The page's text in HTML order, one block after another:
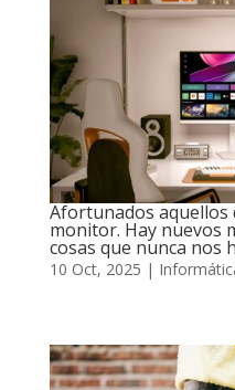
Afortunados aquellos
monitor. Hay nuevos
cosas que nunca nos
10 Oct, 2025 |